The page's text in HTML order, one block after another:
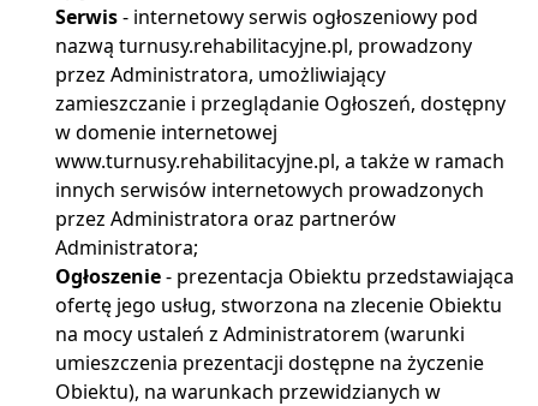
Serwis- internetowy serwis ogłoszeniowy pod
nazwą turnusy.rehabilitacyjne.pl, prowadzony
przez Administratora, umożliwiający
zamieszczanie i przeglądanie Ogłoszeń, dostępny
w domenie internetowej
www.turnusy.rehabilitacyjne.pl, a także w ramach
innych serwisów internetowych prowadzonych
przez Administratora oraz partnerów
Administratora;
Ogłoszenie- prezentacja Obiektu przedstawiająca
ofertę jego usług, stworzona na zlecenie Obiektu
na mocy ustaleń z Administratorem (warunki
umieszczenia prezentacji dostępne na życzenie
Obiektu), na warunkach przewidzianych w